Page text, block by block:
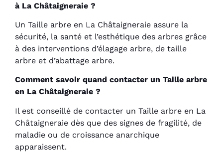
à La Châtaigneraie ?
Un Taille arbre en La Châtaigneraie assure la
sécurité, la santé et l’esthétique des arbres grâce
à des interventions d’élagage arbre, de taille
arbre et d’abattage arbre.
Comment savoir quand contacter un Taille arbre
en La Châtaigneraie ?
Il est conseillé de contacter un Taille arbre en La
Châtaigneraie dès que des signes de fragilité, de
maladie ou de croissance anarchique
apparaissent.